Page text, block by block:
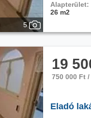
5
Alapterület:
26 m2
19
750 000 Ft /
Eladó